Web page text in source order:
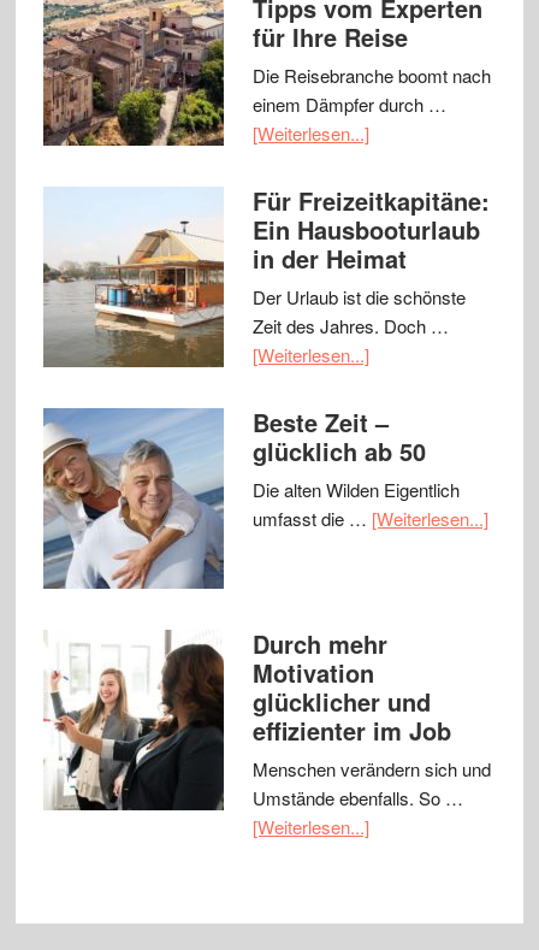
Tipps vom Experten
für Ihre Reise
Die Reisebranche boomt nach
einem Dämpfer durch …
[Weiterlesen...]
Für Freizeitkapitäne:
Ein Hausbooturlaub
in der Heimat
Der Urlaub ist die schönste
Zeit des Jahres. Doch …
[Weiterlesen...]
Beste Zeit –
glücklich ab 50
Die alten Wilden Eigentlich
umfasst die … [Weiterlesen...]
Durch mehr
Motivation
glücklicher und
effizienter im Job
Menschen verändern sich und
Umstände ebenfalls. So …
[Weiterlesen...]